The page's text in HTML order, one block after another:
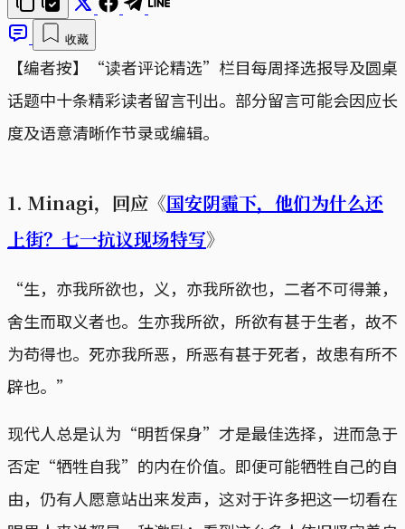
收藏
【编者按】“读者评论精选”栏目每周择选报导及圆桌
话题中十条精彩读者留言刊出。部分留言可能会因应长
度及语意清晰作节录或编辑。
1. Minagi，回应《国安阴霾下，他们为什么还
上街？七一抗议现场特写》
“生，亦我所欲也，义，亦我所欲也，二者不可得兼，
舍生而取义者也。生亦我所欲，所欲有甚于生者，故不
为苟得也。死亦我所恶，所恶有甚于死者，故患有所不
辟也。”
现代人总是认为“明哲保身”才是最佳选择，进而急于
否定“牺牲自我”的内在价值。即便可能牺牲自己的自
由，仍有人愿意站出来发声，这对于许多把这一切看在